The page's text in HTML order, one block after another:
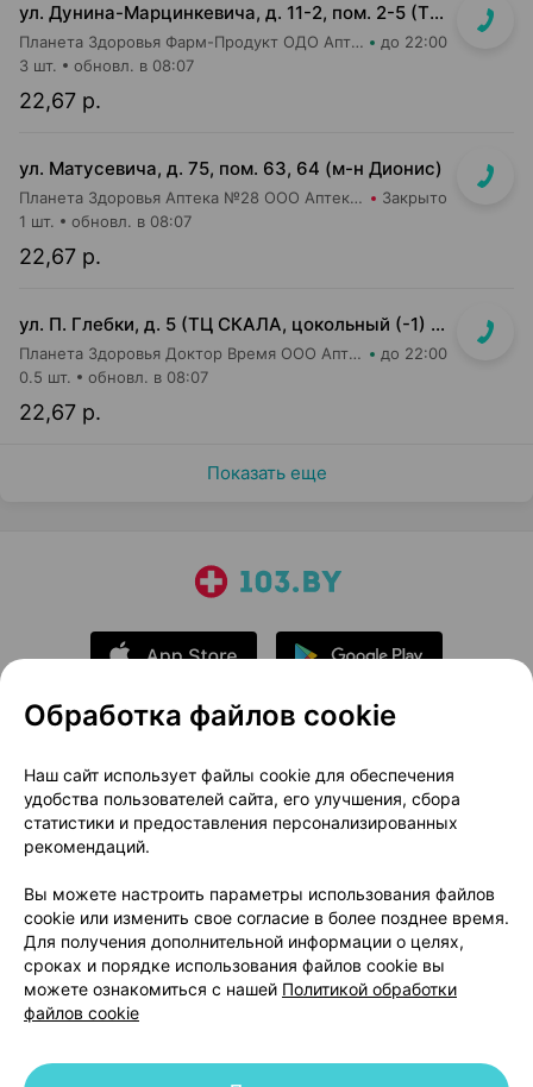
ул. Дунина-Марцинкевича, д. 11-2, пом. 2-5 (ТЦ Раковский кирмаш)
Планета Здоровья Фарм-Продукт ОДО Аптека №24 до 22:00
22,67 р.
3 шт. обновл. в 08:07
ул. Матусевича, д. 75, пом. 63, 64 (м-н Дионис)
Планета Здоровья Аптека №28 ООО Аптека №4 Закрыто
22,67 р.
1 шт. обновл. в 08:07
ул. П. Глебки, д. 5 (ТЦ СКАЛА, цокольный (-1) этаж)
Планета Здоровья Доктор Время ООО Аптека №50 до 22:00
22,67 р.
0.5 шт. обновл. в 08:07
Показать еще
О проекте
Новости проекта
Размещение рекламы
Медицинский маркетинг
Публичный договор
Доставка
Способы оплаты
Вакансии
Партнеры
Написать руководителю 103.by
Написать в поддержку
Персональные настройки Cookie
Обработка файлов cookie
Наш сайт использует файлы cookie для обеспечения
удобства пользователей сайта, его улучшения, сбора
статистики и предоставления персонализированных
рекомендаций.
Вы можете настроить параметры использования файлов
cookie или изменить свое согласие в более позднее время.
Для получения дополнительной информации о целях,
сроках и порядке использования файлов cookie вы
можете ознакомиться с нашей Политикой обработки
файлов cookie